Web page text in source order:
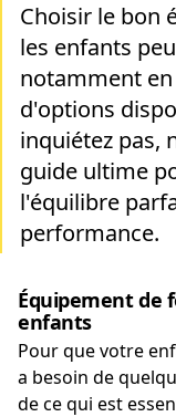
Choisir le bon
les enfants
notamment
d'options
inquiétez pas,
guide ultime
l'équilibre
performance.
Équipement de
enfants
Pour que votre
a besoin de
de ce qui est